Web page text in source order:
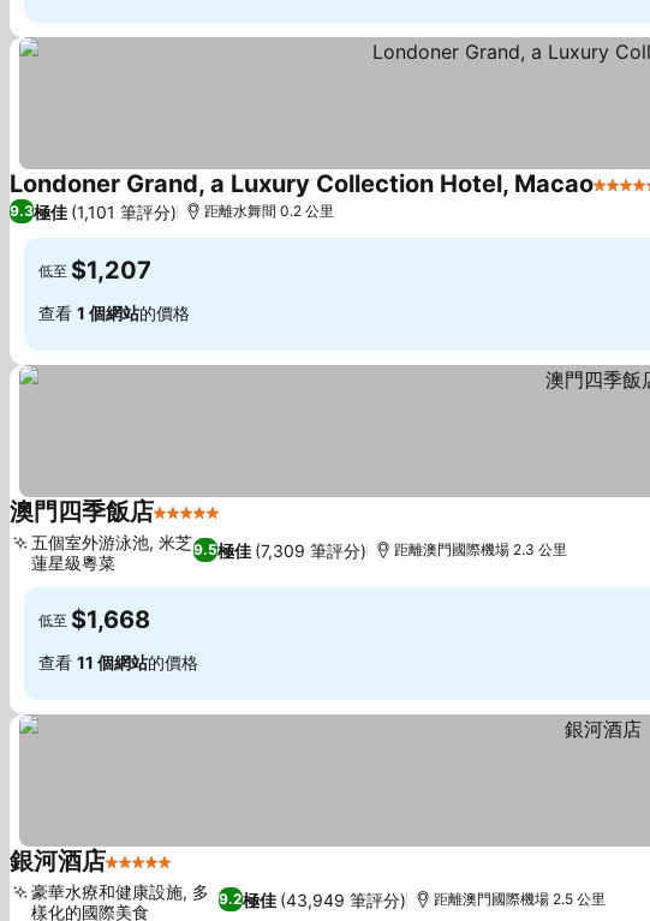
Londoner Grand, a Luxury Collection Hotel, Macao5 星級
9.3極佳 (1,101 筆評分) 距離水舞間 0.2 公里
低至 $1,207
查看 1 個網站的價格
澳門四季飯店5 星級
9.5極佳 (7,309 筆評分)
五個室外游泳池, 米芝
蓮星級粵菜
距離澳門國際機場 2.3 公里
低至 $1,668
查看 11 個網站的價格
銀河酒店5 星級
9.2極佳 (43,949 筆評分)
豪華水療和健康設施, 多
樣化的國際美食
距離澳門國際機場 2.5 公里